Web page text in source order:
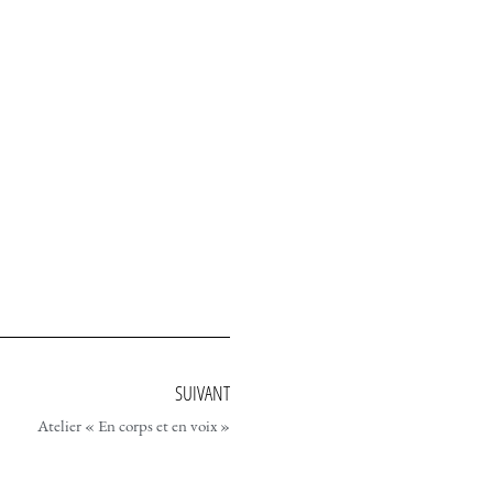
SUIVANT
Atelier « En corps et en voix »